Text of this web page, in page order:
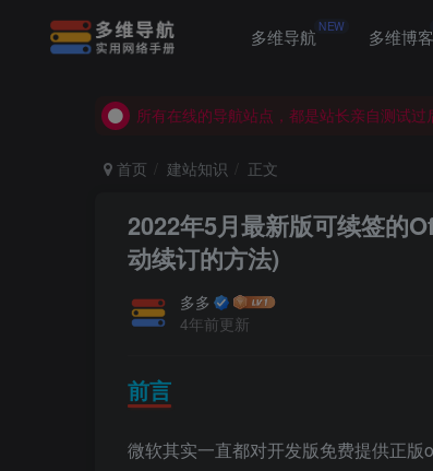
多维导航 NEW 多维博客
所有在线的导航站点，都是站长亲自测试
所有在线的导航站点，都是站长亲自测试
首页 建站知识 正文
2022年5月最新版可续签的
动续订的方法)
多多
4年前更新
前言
微软其实一直都对开发版免费提供正